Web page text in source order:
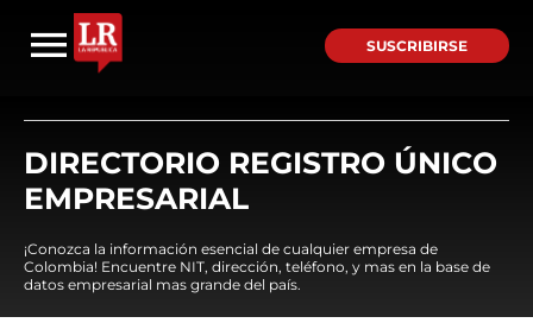
SUSCRIBIRSE
DIRECTORIO REGISTRO ÚNICO
EMPRESARIAL
¡Conozca la información esencial de cualquier empresa de
Colombia! Encuentre NIT, dirección, teléfono, y mas en la base de
datos empresarial mas grande del país.